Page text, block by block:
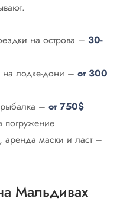
на острова – 30-
на лодке-дони – от 300
– от 750$
погружение
аренда маски и ласт –
Мальдивах